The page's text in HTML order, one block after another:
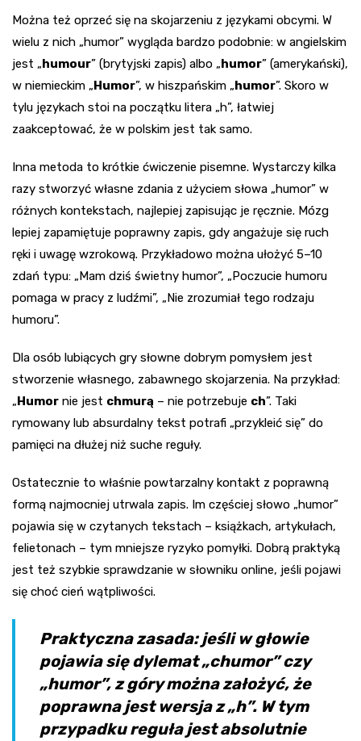
Można też oprzeć się na skojarzeniu z językami obcymi. W
wielu z nich „humor” wygląda bardzo podobnie: w angielskim
jest „humour” (brytyjski zapis) albo „humor” (amerykański),
w niemieckim „Humor”, w hiszpańskim „humor”. Skoro w
tylu językach stoi na początku litera „h”, łatwiej
zaakceptować, że w polskim jest tak samo.
Inna metoda to krótkie ćwiczenie pisemne. Wystarczy kilka
razy stworzyć własne zdania z użyciem słowa „humor” w
różnych kontekstach, najlepiej zapisując je ręcznie. Mózg
lepiej zapamiętuje poprawny zapis, gdy angażuje się ruch
ręki i uwagę wzrokową. Przykładowo można ułożyć 5–10
zdań typu: „Mam dziś świetny humor”, „Poczucie humoru
pomaga w pracy z ludźmi”, „Nie zrozumiał tego rodzaju
humoru”.
Dla osób lubiących gry słowne dobrym pomysłem jest
stworzenie własnego, zabawnego skojarzenia. Na przykład:
„Humor nie jest chmurą – nie potrzebuje ch”. Taki
rymowany lub absurdalny tekst potrafi „przykleić się” do
pamięci na dłużej niż suche reguły.
Ostatecznie to właśnie powtarzalny kontakt z poprawną
formą najmocniej utrwala zapis. Im częściej słowo „humor”
pojawia się w czytanych tekstach – książkach, artykułach,
felietonach – tym mniejsze ryzyko pomyłki. Dobrą praktyką
jest też szybkie sprawdzanie w słowniku online, jeśli pojawi
się choć cień wątpliwości.
Praktyczna zasada: jeśli w głowie
pojawia się dylemat „chumor” czy
„humor”, z góry można założyć, że
poprawna jest wersja z „h”. W tym
przypadku reguła jest absolutnie